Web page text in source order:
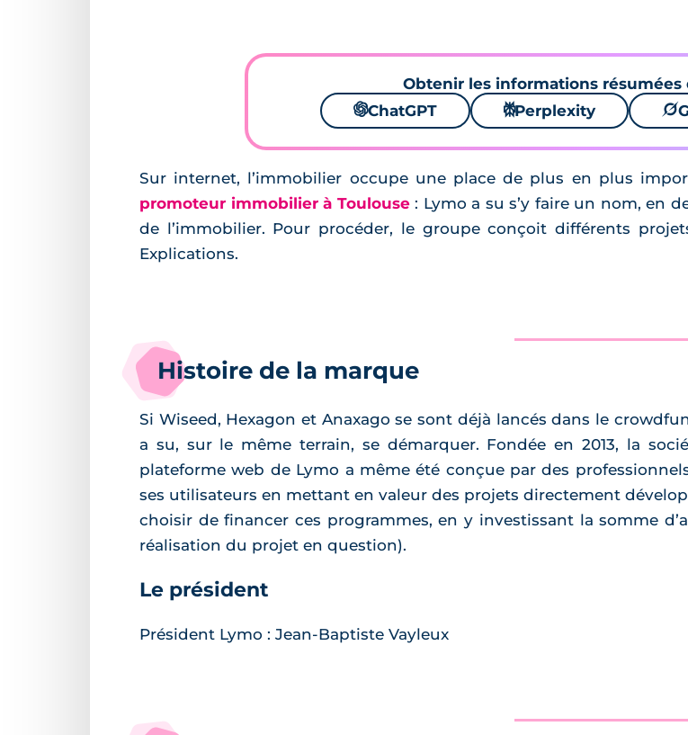
Obtenir les informations résumées
🌌ChatGPT ⚙Perplexity 🪐
Sur internet, l’immobilier occupe une place de plus en plus
promoteur immobilier à Toulouse: Lymo a su s’y faire un nom, en
de l’immobilier. Pour procéder, le groupe conçoit différents
Explications.
Histoire de la marque
Si Wiseed, Hexagon et Anaxago se sont déjà lancés dans le
a su, sur le même terrain, se démarquer. Fondée en 2013, la
plateforme web de Lymo a même été conçue par des
ses utilisateurs en mettant en valeur des projets directement
choisir de financer ces programmes, en y investissant la somme
réalisation du projet en question).
Le président
Président Lymo : Jean-Baptiste Vayleux